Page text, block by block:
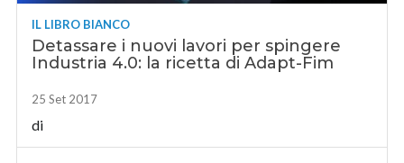
IL LIBRO BIANCO
Detassare i nuovi lavori per spingere
Industria 4.0: la ricetta di Adapt-Fim
25 Set 2017
di